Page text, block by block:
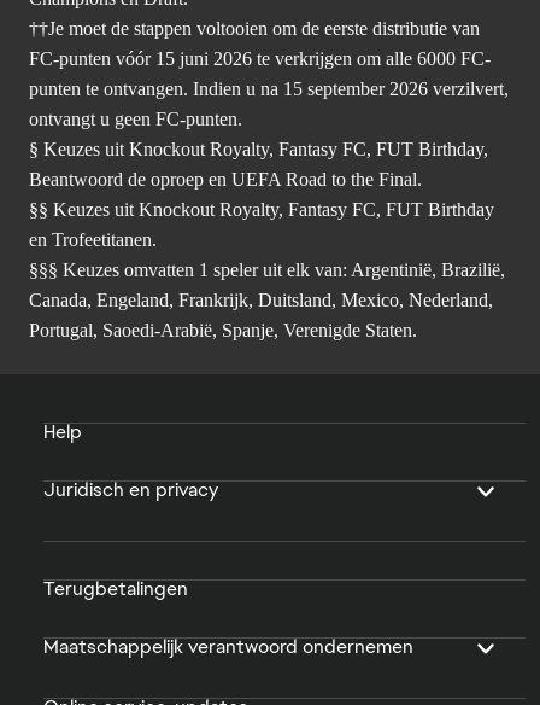
††Je moet de stappen voltooien om de eerste distributie van
FC-punten vóór 15 juni 2026 te verkrijgen om alle 6000 FC-
punten te ontvangen. Indien u na 15 september 2026 verzilvert,
ontvangt u geen FC-punten.
§ Keuzes uit Knockout Royalty, Fantasy FC, FUT Birthday,
Beantwoord de oproep en UEFA Road to the Final.
§§ Keuzes uit Knockout Royalty, Fantasy FC, FUT Birthday
en Trofeetitanen.
§§§ Keuzes omvatten 1 speler uit elk van: Argentinië, Brazilië,
Canada, Engeland, Frankrijk, Duitsland, Mexico, Nederland,
Portugal, Saoedi-Arabië, Spanje, Verenigde Staten.
Help
Juridisch en privacy
Terugbetalingen
Maatschappelijk verantwoord ondernemen